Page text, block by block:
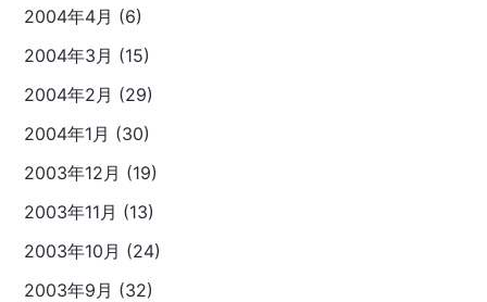
2004年4月 (6)
2004年3月 (15)
2004年2月 (29)
2004年1月 (30)
2003年12月 (19)
2003年11月 (13)
2003年10月 (24)
2003年9月 (32)